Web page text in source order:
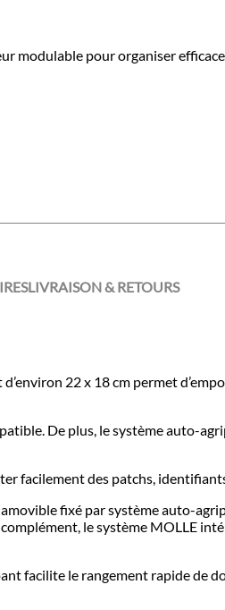
modulable pour organiser
LIVRAISON & RETOURS
22 x 18 cm permet
De plus, le système auto-
facilement des patchs,
fixé par système auto-
le système MOLLE
facilite le rangement rapide de